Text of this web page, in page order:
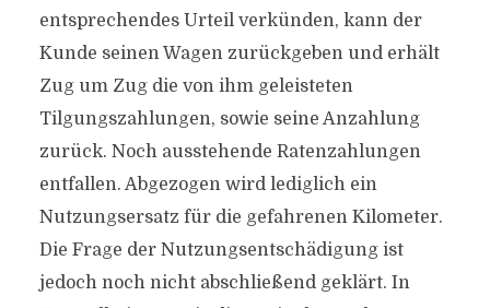
entsprechendes Urteil verkünden, kann der
Kunde seinen Wagen zurückgeben und erhält
Zug um Zug die von ihm geleisteten
Tilgungszahlungen, sowie seine Anzahlung
zurück. Noch ausstehende Ratenzahlungen
entfallen. Abgezogen wird lediglich ein
Nutzungsersatz für die gefahrenen Kilometer.
Die Frage der Nutzungsentschädigung ist
jedoch noch nicht abschließend geklärt. In